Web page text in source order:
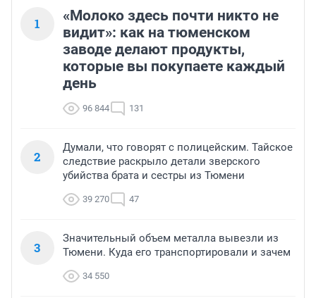
1
«Молоко здесь почти никто не
видит»: как на тюменском
заводе делают продукты,
которые вы покупаете каждый
день
96 844 131
2
Думали, что говорят с полицейским. Тайское
следствие раскрыло детали зверского
убийства брата и сестры из Тюмени
39 270 47
3
Значительный объем металла вывезли из
Тюмени. Куда его транспортировали и зачем
34 550